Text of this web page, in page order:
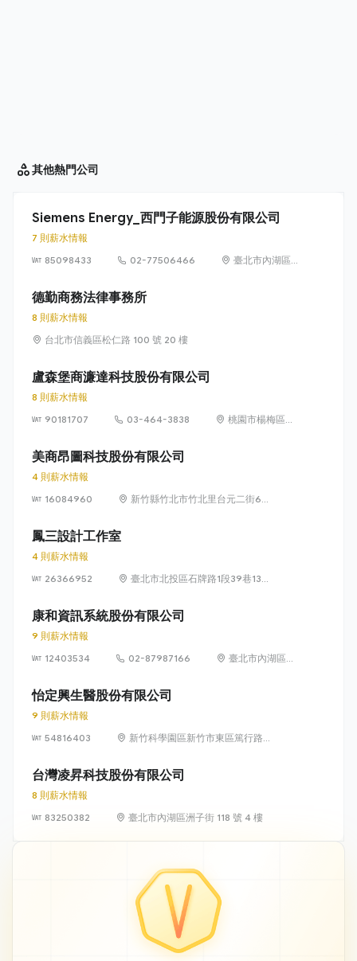
其他熱門公司
Siemens Energy_西門子能源股份有限公司
7 則薪水情報
85098433
02-77506466
臺北市內湖區
德勤商務法律事務所
8 則薪水情報
台北市信義區松仁路 100 號 20 樓
盧森堡商濂達科技股份有限公司
8 則薪水情報
90181707
03-464-3838
桃園市楊梅區高
美商昂圖科技股份有限公司
4 則薪水情報
16084960
新竹縣竹北市竹北里台元二街6號
鳳三設計工作室
4 則薪水情報
26366952
臺北市北投區石牌路1段39巷134
康和資訊系統股份有限公司
9 則薪水情報
12403534
02-87987166
臺北市內湖區瑞
怡定興生醫股份有限公司
9 則薪水情報
54816403
新竹科學園區新竹市東區篤行路6
台灣凌昇科技股份有限公司
8 則薪水情報
83250382
臺北市內湖區洲子街 118 號 4 樓